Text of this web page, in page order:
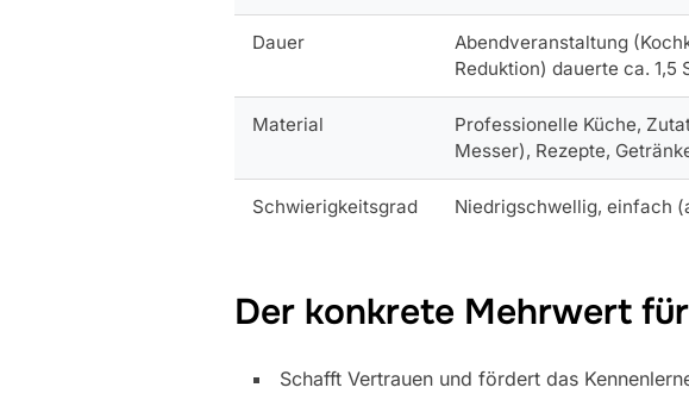
Dauer
Abendveranstaltung
Reduktion) dauerte ca. 1,5
Material
Professionelle Küche,
Messer), Rezepte,
Schwierigkeitsgrad Niedrigschwellig, einfach
Der konkrete Mehrwert
Schafft Vertrauen und fördert das